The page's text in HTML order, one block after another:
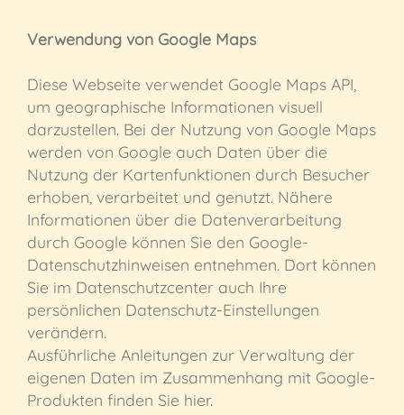
Verwendung von Google Maps
Diese Webseite verwendet Google Maps API,
um geographische Informationen visuell
darzustellen. Bei der Nutzung von Google Maps
werden von Google auch Daten über die
Nutzung der Kartenfunktionen durch Besucher
erhoben, verarbeitet und genutzt. Nähere
Informationen über die Datenverarbeitung
durch Google können Sie den Google-
Datenschutzhinweisen entnehmen. Dort können
Sie im Datenschutzcenter auch Ihre
persönlichen Datenschutz-Einstellungen
verändern.
Ausführliche Anleitungen zur Verwaltung der
eigenen Daten im Zusammenhang mit Google-
Produkten finden Sie hier.